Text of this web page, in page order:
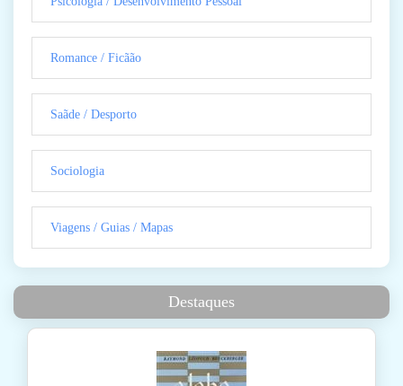
Romance / Ficãão
Saãde / Desporto
Sociologia
Viagens / Guias / Mapas
Destaques